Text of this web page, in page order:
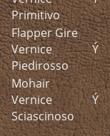
Primitivo
Flapper Gire
Vernice
Piedirosso
Ý
Mohair
Vernice
Sciascinoso
Ý